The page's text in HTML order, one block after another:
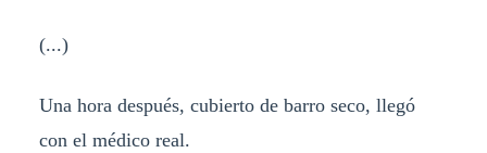
(...)
Una hora después, cubierto de barro seco, llegó
con el médico real.